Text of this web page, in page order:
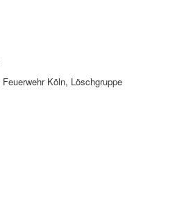
Köln, Löschgruppe